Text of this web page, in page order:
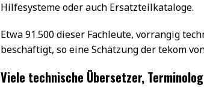
Hilfesysteme oder auch Ersatzteilkataloge.
Etwa 91.500 dieser Fachleute, vorrangig
beschäftigt, so eine Schätzung der tekom
Viele technische Übersetzer,